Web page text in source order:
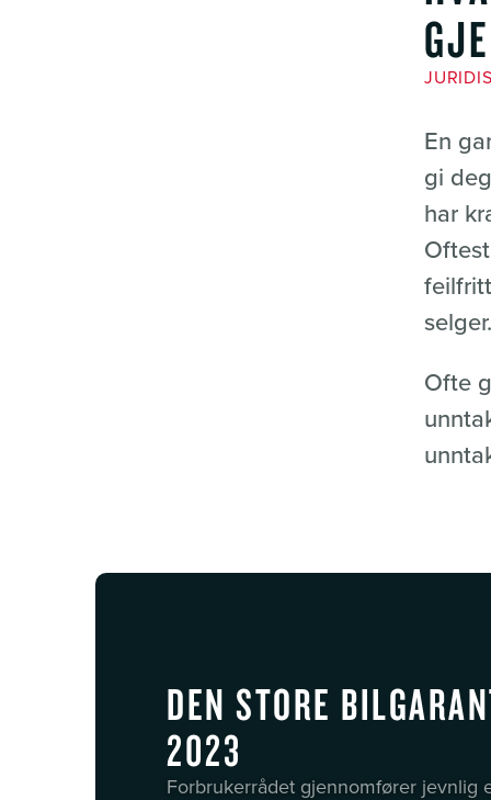
En
gi
har
selger.
Ofte
DEN STORE
2023
Forbrukerrådet gjennomfører jevnlig